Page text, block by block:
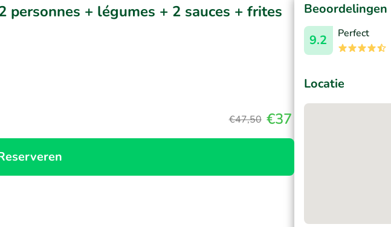
+ légumes + 2 sauces + frites
€47,50 €37
Beoordelingen
9.2
Perfect
Locatie